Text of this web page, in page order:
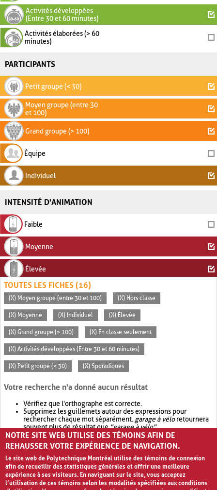
Activités développées
(Entre 30 et 60 minutes)
Activités élaborées (> 60
minutes)
PARTICIPANTS
Petit groupe (< 30)
Moyen groupe (entre 30
et 100)
Grand groupe (> 100)
Équipe
Individuel
INTENSITÉ D'ANIMATION
Faible
Moyenne
Élevée
TOUTES LES FICHES (16)
(X) Moyen groupe (entre 30 et 100) (X) Hors classe
(X) Moyenne (X) Individuel (X) Élevée
(X) Grand groupe (> 100) (X) En classe seulement
(X) Activités développées (Entre 30 et 60 minutes)
(X) Petit groupe (< 30) (X) Sporadiques
Votre recherche n'a donné aucun résultat
Vérifiez que l'orthographe est correcte.
Supprimez les guillemets autour des expressions pour
rechercher chaque mot séparément. garage à véloretournera
souvent plus de résultat que"garage à vélo".
Envisagez d'élargir votre recherche avec OR.garage OR vélo
retournera souvent plus de résultat quegarage à vélo
NOTRE SITE WEB UTILISE DES TÉMOINS AFIN DE
REHAUSSER VOTRE EXPÉRIENCE DE NAVIGATION.
Le site web de Polytechnique Montréal utilise des témoins de connexion
afin de recueillir des statistiques générales et offrir une meilleure
expérience à ses visiteurs. En naviguant sur le site, vous acceptez
l’utilisation de ces témoins selon les modalités spécifiées aux conditions